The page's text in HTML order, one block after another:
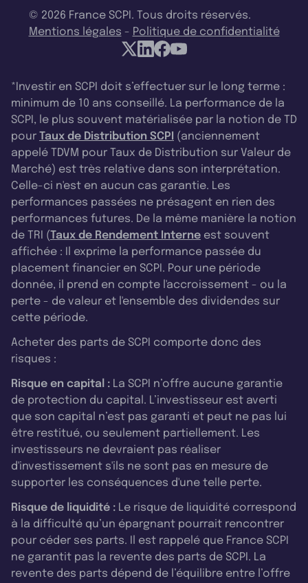
© 2026 France SCPI. Tous droits réservés.
Mentions légales - Politique de confidentialité
*Investir en SCPI doit s’effectuer sur le long terme :
minimum de 10 ans conseillé. La performance de la
SCPI, le plus souvent matérialisée par la notion de TD
pour Taux de Distribution SCPI (anciennement
appelé TDVM pour Taux de Distribution sur Valeur de
Marché) est très relative dans son interprétation.
Celle-ci n'est en aucun cas garantie. Les
performances passées ne présagent en rien des
performances futures. De la même manière la notion
de TRI (Taux de Rendement Interne est souvent
affichée : Il exprime la performance passée du
placement financier en SCPI. Pour une période
donnée, il prend en compte l'accroissement - ou la
perte - de valeur et l'ensemble des dividendes sur
cette période.
Acheter des parts de SCPI comporte donc des
risques :
Risque en capital : La SCPI n’offre aucune garantie
de protection du capital. L’investisseur est averti
que son capital n’est pas garanti et peut ne pas lui
être restitué, ou seulement partiellement. Les
investisseurs ne devraient pas réaliser
d'investissement s'ils ne sont pas en mesure de
supporter les conséquences d'une telle perte.
Risque de liquidité : Le risque de liquidité correspond
à la difficulté qu’un épargnant pourrait rencontrer
pour céder ses parts. Il est rappelé que France SCPI
ne garantit pas la revente des parts de SCPI. La
revente des parts dépend de l’équilibre entre l’offre